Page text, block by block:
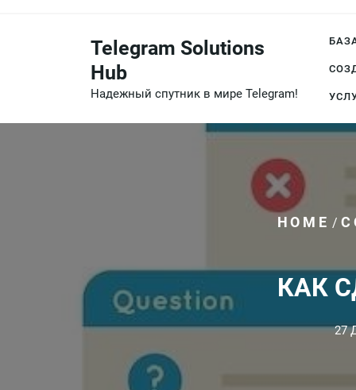
Telegram Solutions
Hub
Надежный спутник в мире Telegram!
HOME /
КАК
27